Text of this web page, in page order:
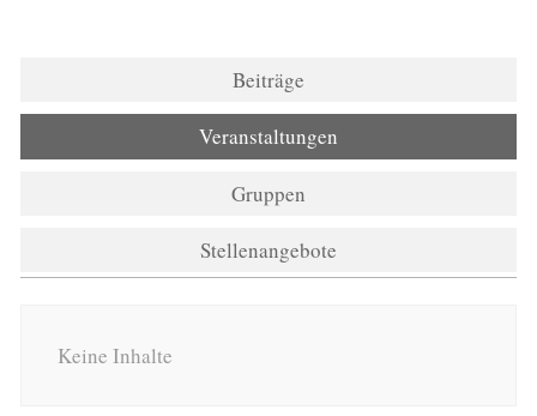
Beiträge
Veranstaltungen
Gruppen
Stellenangebote
Keine Inhalte